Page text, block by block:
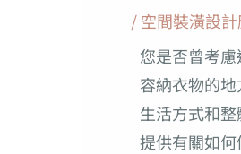
/空間裝潢設計
您是否曾考
容納衣物的
生活方式和
提供有關如